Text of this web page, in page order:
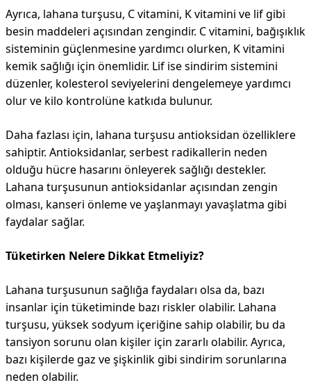
Ayrıca, lahana turşusu, C vitamini, K vitamini ve lif gibi
besin maddeleri açısından zengindir. C vitamini, bağışıklık
sisteminin güçlenmesine yardımcı olurken, K vitamini
kemik sağlığı için önemlidir. Lif ise sindirim sistemini
düzenler, kolesterol seviyelerini dengelemeye yardımcı
olur ve kilo kontrolüne katkıda bulunur.
Daha fazlası için, lahana turşusu antioksidan özelliklere
sahiptir. Antioksidanlar, serbest radikallerin neden
olduğu hücre hasarını önleyerek sağlığı destekler.
Lahana turşusunun antioksidanlar açısından zengin
olması, kanseri önleme ve yaşlanmayı yavaşlatma gibi
faydalar sağlar.
Tüketirken Nelere Dikkat Etmeliyiz?
Lahana turşusunun sağlığa faydaları olsa da, bazı
insanlar için tüketiminde bazı riskler olabilir. Lahana
turşusu, yüksek sodyum içeriğine sahip olabilir, bu da
tansiyon sorunu olan kişiler için zararlı olabilir. Ayrıca,
bazı kişilerde gaz ve şişkinlik gibi sindirim sorunlarına
neden olabilir.